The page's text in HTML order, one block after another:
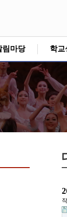
림마당 학교